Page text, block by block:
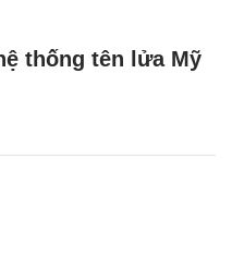
thống tên lửa Mỹ